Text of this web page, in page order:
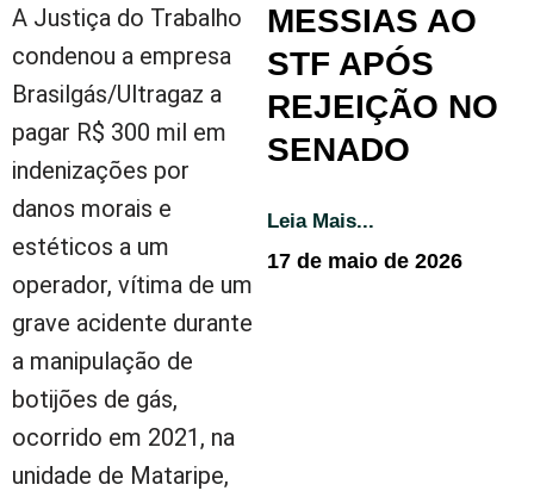
A Justiça do Trabalho
condenou a empresa
Brasilgás/Ultragaz a
pagar R$ 300 mil em
indenizações por
danos morais e
estéticos a um
operador, vítima de um
grave acidente durante
a manipulação de
botijões de gás,
ocorrido em 2021, na
unidade de Mataripe,
MESSIAS AO
STF APÓS
REJEIÇÃO NO
SENADO
Leia Mais...
17 de maio de 2026